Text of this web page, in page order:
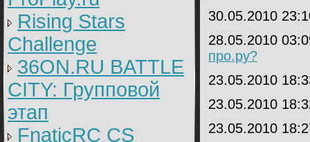
Rising Stars
Challenge
36ON.RU BATTLE
CITY: Групповой
этап
FnaticRC CS
30.05.2010
28.05.2010
про.ру?
23.05.2010
23.05.2010
23.05.2010